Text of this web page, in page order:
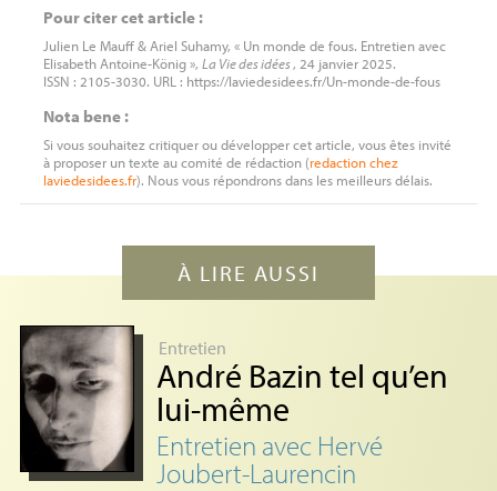
Pour citer cet article :
Julien Le Mauff & Ariel Suhamy, « Un monde de fous. Entretien avec
Elisabeth Antoine-König », La Vie des idées, 24 janvier 2025.
ISSN : 2105-3030. URL : https://laviedesidees.fr/Un-monde-de-fous
Nota bene :
Si vous souhaitez critiquer ou développer cet article, vous êtes invité
à proposer un texte au comité de rédaction (redactionchez
laviedesidees.fr). Nous vous répondrons dans les meilleurs délais.
À LIRE AUSSI
Entretien
André Bazin tel qu’en
lui-même
Entretien avec Hervé
Joubert-Laurencin